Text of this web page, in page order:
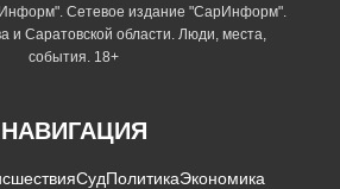
Сетевое издание "СарИнформ".
и Саратовской области. Люди, места,
события. 18+
НАВИГАЦИЯ
СудПолитикаЭкономика